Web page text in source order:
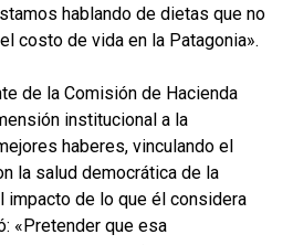
hablando de dietas que no
costo de vida en la Patagonia».
de la Comisión de Hacienda
institucional a la
haberes, vinculando el
la salud democrática de la
impacto de lo que él considera
«Pretender que esa